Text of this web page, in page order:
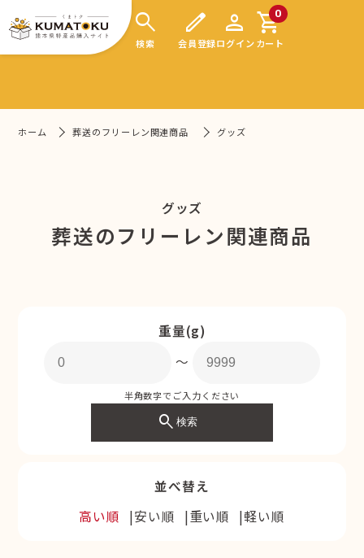
search
検索
edit
会員登録
person
ログイン
0
shopping_cart
カート
ホーム 葬送のフリーレン関連商品 グッズ
グッズ
葬送のフリーレン関連商品
重量(g)
〜
半角数字でご入力ください
search検索
並べ替え
高い順
安い順 重い順 軽い順